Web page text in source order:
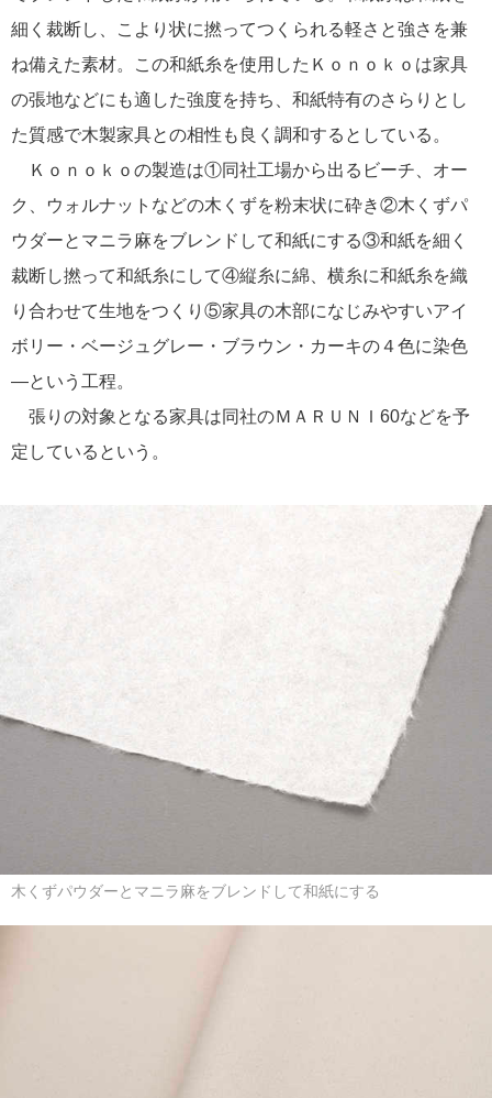
細く裁断し、こより状に撚ってつくられる軽さと強さを兼
ね備えた素材。この和紙糸を使用したＫｏｎｏｋｏは家具
の張地などにも適した強度を持ち、和紙特有のさらりとし
た質感で木製家具との相性も良く調和するとしている。
Ｋｏｎｏｋｏの製造は①同社工場から出るビーチ、オー
ク、ウォルナットなどの木くずを粉末状に砕き②木くずパ
ウダーとマニラ麻をブレンドして和紙にする③和紙を細く
裁断し撚って和紙糸にして④縦糸に綿、横糸に和紙糸を織
り合わせて生地をつくり⑤家具の木部になじみやすいアイ
ボリー・ベージュグレー・ブラウン・カーキの４色に染色
―という工程。
張りの対象となる家具は同社のＭＡＲＵＮＩ60などを予
定しているという。
木くずパウダーとマニラ麻をブレンドして和紙にする